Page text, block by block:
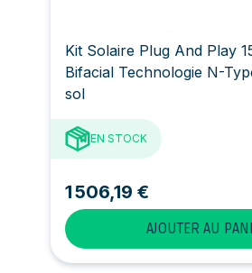
Kit Solaire Plug And Play
Bifacial Technologie N-
sol
EN STOCK
1 506,19 €
AJOUTER AU